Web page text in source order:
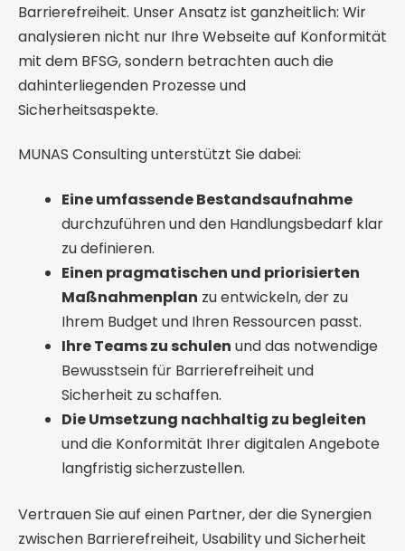
Barrierefreiheit. Unser Ansatz ist ganzheitlich: Wir
analysieren nicht nur Ihre Webseite auf Konformität
mit dem BFSG, sondern betrachten auch die
dahinterliegenden Prozesse und
Sicherheitsaspekte.
MUNAS Consulting unterstützt Sie dabei:
Eine umfassende Bestandsaufnahme
durchzuführen und den Handlungsbedarf klar
zu definieren.
Einen pragmatischen und priorisierten
Maßnahmenplan zu entwickeln, der zu
Ihrem Budget und Ihren Ressourcen passt.
Ihre Teams zu schulen und das notwendige
Bewusstsein für Barrierefreiheit und
Sicherheit zu schaffen.
Die Umsetzung nachhaltig zu begleiten
und die Konformität Ihrer digitalen Angebote
langfristig sicherzustellen.
Vertrauen Sie auf einen Partner, der die Synergien
zwischen Barrierefreiheit, Usability und Sicherheit